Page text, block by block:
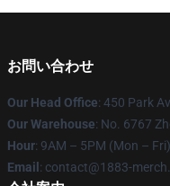
お問い合わせ
Our Head Office: 450 Park
Our Warehouse: No. 6767
Hour: 9AM – 5PM (Mon – Fri)
Email : contact@1883-